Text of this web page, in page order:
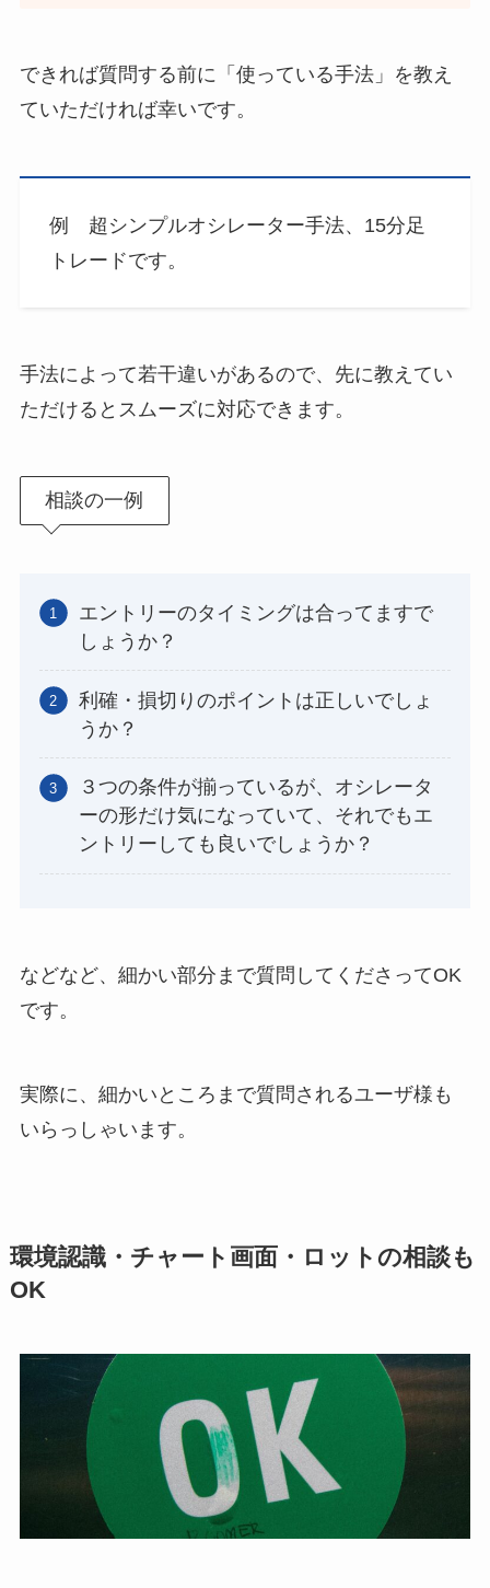
できれば質問する前に「使っている手法」を教え
ていただければ幸いです。
例 超シンプルオシレーター手法、15分足
トレードです。
手法によって若干違いがあるので、先に教えてい
ただけるとスムーズに対応できます。
相談の一例
エントリーのタイミングは合ってますで
しょうか？
利確・損切りのポイントは正しいでしょ
うか？
３つの条件が揃っているが、オシレータ
ーの形だけ気になっていて、それでもエ
ントリーしても良いでしょうか？
などなど、細かい部分まで質問してくださってOK
です。
実際に、細かいところまで質問されるユーザ様も
いらっしゃいます。
環境認識・チャート画面・ロットの相談も
OK